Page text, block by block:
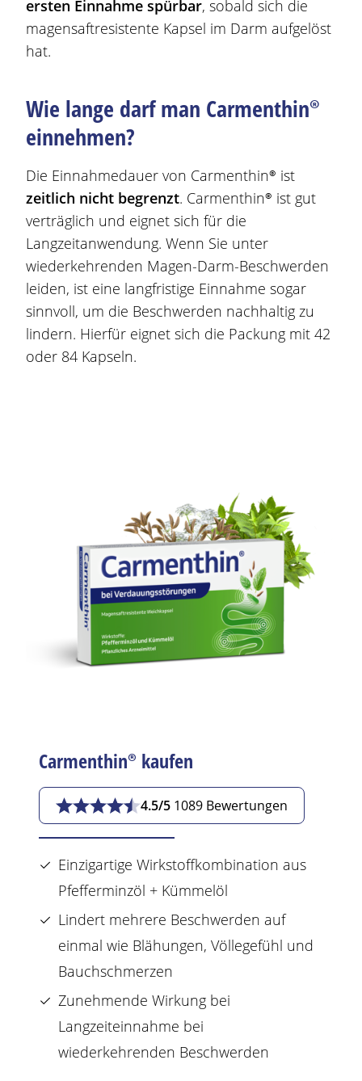
ersten Einnahme spürbar, sobald sich die
magensaftresistente Kapsel im Darm aufgelöst
hat.
Wie lange darf man Carmenthin®
einnehmen?
Die Einnahmedauer von Carmenthin® ist
zeitlich nicht begrenzt. Carmenthin® ist gut
verträglich und eignet sich für die
Langzeitanwendung. Wenn Sie unter
wiederkehrenden Magen-Darm-Beschwerden
leiden, ist eine langfristige Einnahme sogar
sinnvoll, um die Beschwerden nachhaltig zu
lindern. Hierfür eignet sich die Packung mit 42
oder 84 Kapseln.
Carmenthin® kaufen
4.5/5 1089 Bewertungen
Einzigartige Wirkstoffkombination aus
Pfefferminzöl + Kümmelöl
Lindert mehrere Beschwerden auf
einmal wie Blähungen, Völlegefühl und
Bauchschmerzen
Zunehmende Wirkung bei
Langzeiteinnahme bei
wiederkehrenden Beschwerden